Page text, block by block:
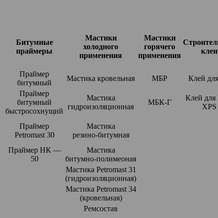
Битумные
праймеры
Мастики
холодного
применения
Мастики
горячего
применения
клеи
Праймер
битумный
Мастика кровельная МБР
Клей
Праймер
битумный
быстросохнущий
Мастика
гидроизоляционная
МБК-Г
Клей для
XPS
Праймер
Petromast 30
Мастика
резино-битумная
Праймер НК —
50
Мастика
битумно-полимеоная
Мастика Petromast 31
(гидроизоляционная)
Мастика Petromast 34
(кровельная)
Ремсостав